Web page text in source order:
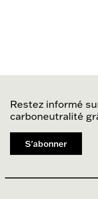
Restez informé
carboneutralité
S'abonner